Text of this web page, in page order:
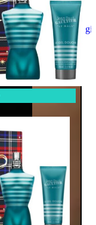
Aggiungi
al
carrello